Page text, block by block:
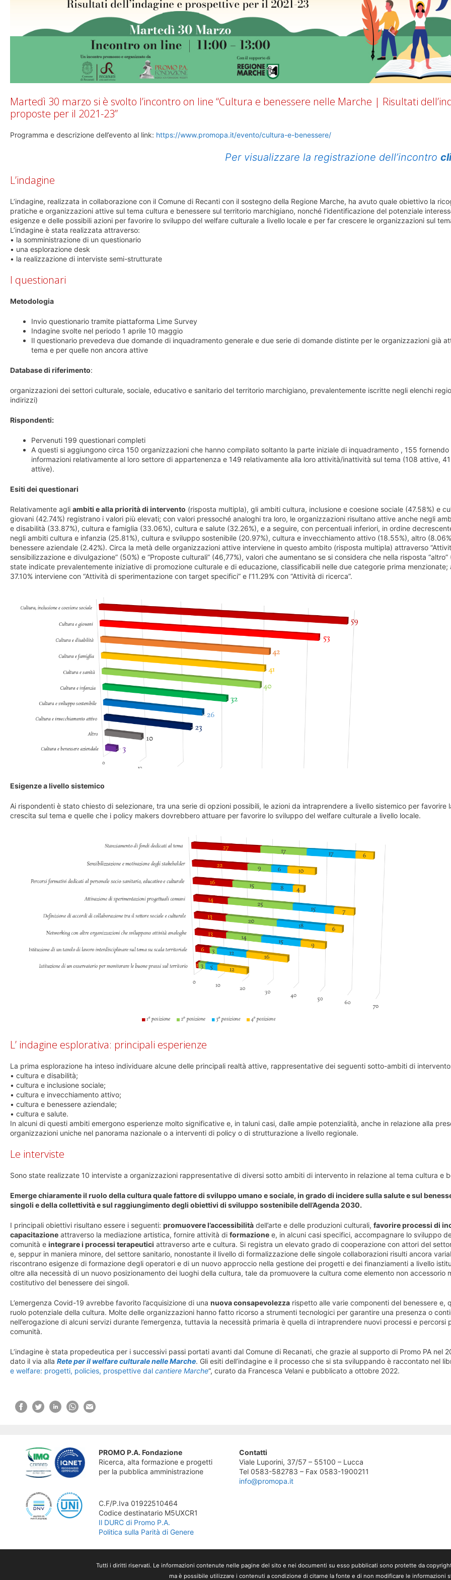
Martedì 30 marzo si è svolto l’incontro on line “Cultura e benessere nelle Marche | Risultati
proposte per il 2021-23”
Programma e descrizione dell’evento al link: https://www.promopa.it/evento/cultura-e-benessere/
Per visualizzare la registrazione dell’incontro
L’indagine
L’indagine, realizzata in collaborazione con il Comune di Recanti con il sostegno della Regione Marche, ha avuto quale obiettivo la
pratiche e organizzazioni attive sul tema cultura e benessere sul territorio marchigiano, nonché l’identificazione del potenziale
esigenze e delle possibili azioni per favorire lo sviluppo del welfare culturale a livello locale e per far crescere le organizzazioni sul
L’indagine è stata realizzata attraverso:
• la somministrazione di un questionario
• una esplorazione desk
• la realizzazione di interviste semi-strutturate
I questionari
Metodologia
Invio questionario tramite piattaforma Lime Survey
Indagine svolte nel periodo 1 aprile 10 maggio
Il questionario prevedeva due domande di inquadramento generale e due serie di domande distinte per le organizzazioni già
tema e per quelle non ancora attive
Database di riferimento:
organizzazioni dei settori culturale, sociale, educativo e sanitario del territorio marchigiano, prevalentemente iscritte negli elenchi
indirizzi)
Rispondenti:
Pervenuti 199 questionari completi
A questi si aggiungono circa 150 organizzazioni che hanno compilato soltanto la parte iniziale di inquadramento , 155 fornendo
informazioni relativamente al loro settore di appartenenza e 149 relativamente alla loro attività/inattività sul tema (108 attive,
attive).
Esiti dei questionari
Relativamente agli ambiti e alla priorità di intervento (risposta multipla), gli ambiti cultura, inclusione e coesione sociale (47.58%) e
giovani (42.74%) registrano i valori più elevati; con valori pressoché analoghi tra loro, le organizzazioni risultano attive anche negli
e disabilità (33.87%), cultura e famiglia (33.06%), cultura e salute (32.26%), e a seguire, con percentuali inferiori, in ordine
negli ambiti cultura e infanzia (25.81%), cultura e sviluppo sostenibile (20.97%), cultura e invecchiamento attivo (18.55%), altro
benessere aziendale (2.42%). Circa la metà delle organizzazioni attive interviene in questo ambito (risposta multipla) attraverso
sensibilizzazione e divulgazione” (50%) e “Proposte culturali” (46,77%), valori che aumentano se si considera che nella risposta “altro”
state indicate prevalentemente iniziative di promozione culturale e di educazione, classificabili nelle due categorie prima menzionate;
37.10% interviene con “Attività di sperimentazione con target specifici” e l’11.29% con “Attività di ricerca”.
Esigenze a livello sistemico
Ai rispondenti è stato chiesto di selezionare, tra una serie di opzioni possibili, le azioni da intraprendere a livello sistemico per favorire
crescita sul tema e quelle che i policy makers dovrebbero attuare per favorire lo sviluppo del welfare culturale a livello locale.
L’ indagine esplorativa: principali esperienze
La prima esplorazione ha inteso individuare alcune delle principali realtà attive, rappresentative dei seguenti sotto-ambiti di
• cultura e disabilità;
• cultura e inclusione sociale;
• cultura e invecchiamento attivo;
• cultura e benessere aziendale;
• cultura e salute.
In alcuni di questi ambiti emergono esperienze molto significative e, in taluni casi, dalle ampie potenzialità, anche in relazione alla
organizzazioni uniche nel panorama nazionale o a interventi di policy o di strutturazione a livello regionale.
Le interviste
Sono state realizzate 10 interviste a organizzazioni rappresentative di diversi sotto ambiti di intervento in relazione al tema cultura e
Emerge chiaramente il ruolo della cultura quale fattore di sviluppo umano e sociale, in grado di incidere sulla salute e sul
singoli e della collettività e sul raggiungimento degli obiettivi di sviluppo sostenibile dell’Agenda 2030.
I principali obiettivi risultano essere i seguenti: promuovere l’accessibilità dell’arte e delle produzioni culturali, favorire processi di
capacitazione attraverso la mediazione artistica, fornire attività di formazione e, in alcuni casi specifici, accompagnare lo sviluppo
comunità e integrare i processi terapeutici attraverso arte e cultura. Si registra un elevato grado di cooperazione con attori del
e, seppur in maniera minore, del settore sanitario, nonostante il livello di formalizzazione delle singole collaborazioni risulti ancora
riscontrano esigenze di formazione degli operatori e di un nuovo approccio nella gestione dei progetti e dei finanziamenti a livello
oltre alla necessità di un nuovo posizionamento dei luoghi della cultura, tale da promuovere la cultura come elemento non accessorio
costitutivo del benessere dei singoli.
L’emergenza Covid-19 avrebbe favorito l’acquisizione di una nuova consapevolezza rispetto alle varie componenti del benessere e,
ruolo potenziale della cultura. Molte delle organizzazioni hanno fatto ricorso a strumenti tecnologici per garantire una presenza o
nell’erogazione di alcuni servizi durante l’emergenza, tuttavia la necessità primaria è quella di intraprendere nuovi processi e percorsi
comunità.
L’indagine è stata propedeutica per i successivi passi portati avanti dal Comune di Recanati, che grazie al supporto di Promo PA nel
dato il via alla Rete per il welfare culturale nelle Marche. Gli esiti dell’indagine e il processo che si sta sviluppando è raccontato nel
e welfare: progetti, policies, prospettive dal cantiere Marche“, curato da Francesca Velani e pubblicato a ottobre 2022.
PROMO P.A. Fondazione
Ricerca, alta formazione e progetti
per la pubblica amministrazione
C.F/P.Iva 01922510464
Codice destinatario M5UXCR1
Il DURC di Promo P.A.
Politica sulla Parità di Genere
Contatti
Viale Luporini, 37/57 – 55100 – Lucca
Tel 0583-582783 – Fax 0583-1900211
info@promopa.it
Tutti i diritti riservati. Le informazioni contenute nelle pagine del sito e nei documenti su esso pubblicati sono protette da
ma è possibile utilizzare i contenuti a condizione di citarne la fonte e di non modificare le informazioni